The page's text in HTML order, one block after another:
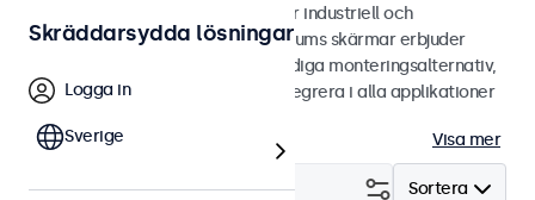
10 tums bildskärmar designade för industriell och
kommersiell användning. Våra 10 tums skärmar erbjuder
flera bildanslutningar och mångsidiga monteringsalternativ,
vilket gör de enkla att sömlöst integrera i alla applikationer
Visa mer
Sortera
Filtrera (3)
Skräddarsydda lösningar
Logga in
Sverige